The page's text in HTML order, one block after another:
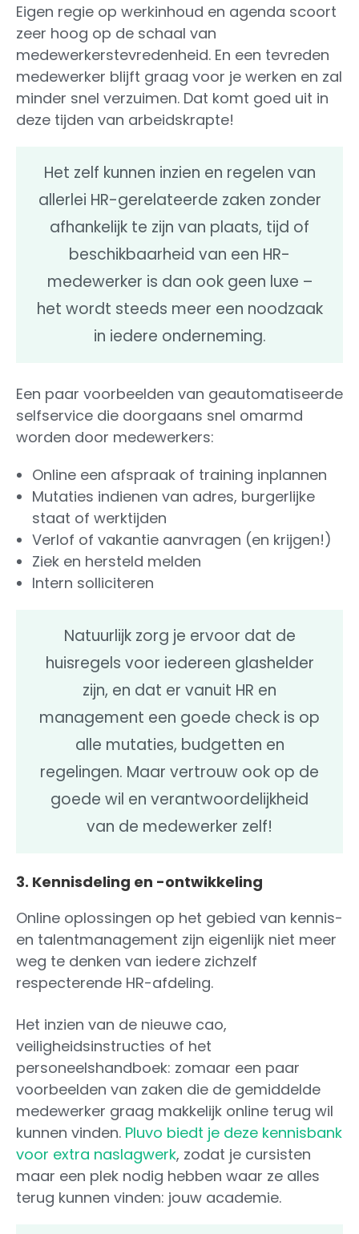
Eigen regie op werkinhoud en agenda scoort
zeer hoog op de schaal van
medewerkerstevredenheid. En een tevreden
medewerker blijft graag voor je werken en zal
minder snel verzuimen. Dat komt goed uit in
deze tijden van arbeidskrapte!
Het zelf kunnen inzien en regelen van
allerlei HR-gerelateerde zaken zonder
afhankelijk te zijn van plaats, tijd of
beschikbaarheid van een HR-
medewerker is dan ook geen luxe –
het wordt steeds meer een noodzaak
in iedere onderneming.
Een paar voorbeelden van geautomatiseerde
selfservice die doorgaans snel omarmd
worden door medewerkers:
Online een afspraak of training inplannen
Mutaties indienen van adres, burgerlijke
staat of werktijden
Verlof of vakantie aanvragen (en krijgen!)
Ziek en hersteld melden
Intern solliciteren
Natuurlijk zorg je ervoor dat de
huisregels voor iedereen glashelder
zijn, en dat er vanuit HR en
management een goede check is op
alle mutaties, budgetten en
regelingen. Maar vertrouw ook op de
goede wil en verantwoordelijkheid
van de medewerker zelf!
3. Kennisdeling en -ontwikkeling
Online oplossingen op het gebied van kennis-
en talentmanagement zijn eigenlijk niet meer
weg te denken van iedere zichzelf
respecterende HR-afdeling.
Het inzien van de nieuwe cao,
veiligheidsinstructies of het
personeelshandboek: zomaar een paar
voorbeelden van zaken die de gemiddelde
medewerker graag makkelijk online terug wil
kunnen vinden. Pluvo biedt je deze kennisbank
voor extra naslagwerk, zodat je cursisten
maar een plek nodig hebben waar ze alles
terug kunnen vinden: jouw academie.